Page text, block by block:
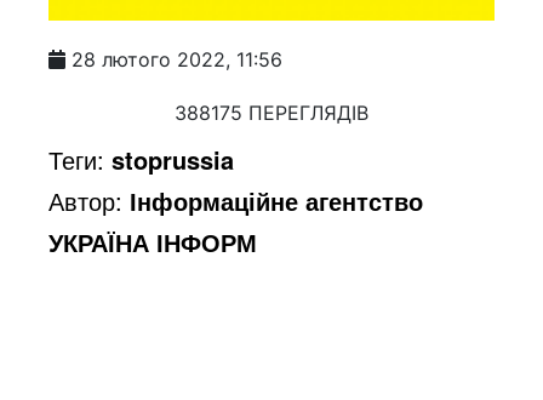
28 лютого 2022, 11:56
388175 ПЕРЕГЛЯДІВ
Теги:stoprussia
Автор: Інформаційне агентство
УКРАЇНА ІНФОРМ